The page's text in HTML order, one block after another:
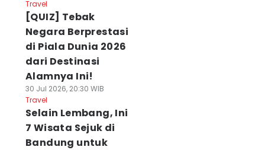
Travel
[QUIZ] Tebak
Negara Berprestasi
di Piala Dunia 2026
dari Destinasi
Alamnya Ini!
30 Jul 2026, 20:30 WIB
Travel
Selain Lembang, Ini
7 Wisata Sejuk di
Bandung untuk